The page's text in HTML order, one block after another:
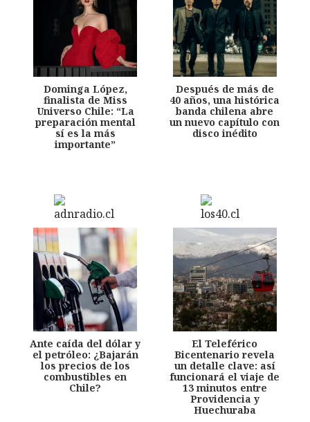
Dominga López,
finalista de Miss
Universo Chile: “La
preparación mental
sí es la más
importante”
Después de más de
40 años, una histórica
banda chilena abre
un nuevo capítulo con
disco inédito
Ante caída del dólar y
el petróleo: ¿Bajarán
los precios de los
combustibles en
Chile?
El Teleférico
Bicentenario revela
un detalle clave: así
funcionará el viaje de
13 minutos entre
Providencia y
Huechuraba